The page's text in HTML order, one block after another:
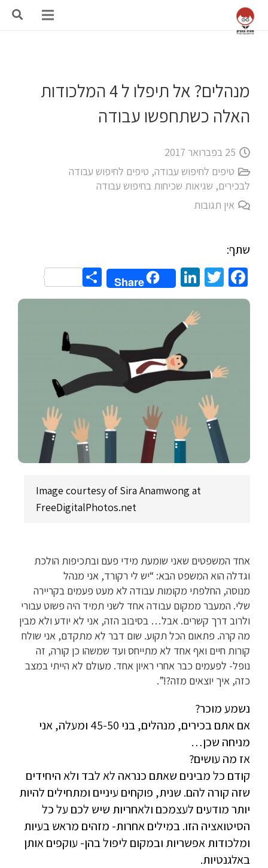
מנהלים? אל תיפלו ל 4 המלכודות
האלה כשתחפשו עבודה
25 בפברואר 2017
טיפים לחיפוש עבודה, טיפים לחיפוש עבודה
לבכירים, שגיאות שכיחות בחיפוש עבודה
אין תגובות
שתף:
Facebook
Twitter
LinkedIn
Share
Share
Image courtesy of Sira Anamwong at
FreeDigitalPhotos.net
אחד המשפטים שאני שומעת מידי פעם ובתכיפות הולכת
וגדלה הוא המשפט הבא: “יש לי רקורד, אני מנהל
מנוסה, החלפתי מקומות עבודה לא מעט פעמים בקריירה
שלי. המעבר ממקום עבודה אחד לשני תמיד היה פשוט עבורי
ולרוב דרך קשרים. אבל… בסיבוב הזה, אני לא יודע ולא מבין
מה קרה. פתאום הכל תקוע. שום דבר לא מתקדם, אני שולח
קורות חיים ואף אחד לא מתייחס ועד שמשהו כן קורה, זה
נופל- לפעמים כבר אחרי ראיון אחד. מעולם לא הייתי במצב
כזה, איך יוצאים מזה?!”.
נשמע מוכר?
אם אתם בכירים, מנהלים, בני 45-50 ומעלה, אני
מניחה שכן…
אז מה עושים?
קודם כל מבינים שאתם כנראה לא לבד ולא היחידים
שזה קורה להם. שנית, פוקחים עיניים ומתחילים להיות
יותר מודעים לעצמכם ולאחריות שיש לכם על כל
הסיטואציה הזו. במילים אחרות- מזהים מראש בעיות
ומלכודות אפשריות ובמקום ליפול בהן- עוקפים אותן
באלגנטיות.